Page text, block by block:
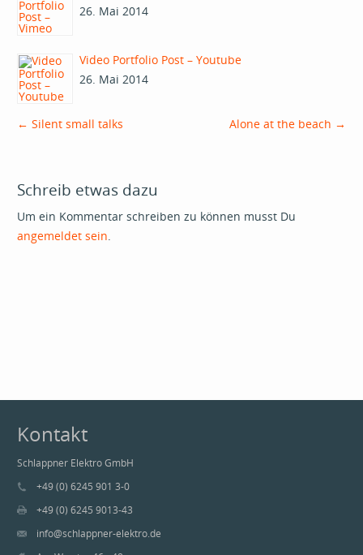
26. Mai 2014
Video Portfolio Post – Youtube
26. Mai 2014
← Silent small talks Alone at the beach →
Schreib etwas dazu
Um ein Kommentar schreiben zu können musst Du
angemeldet sein.
Kontakt
Schlappner Elektro GmbH
+49 (0) 6245 901 3-0
+49 (0) 6245 9013-43
info@schlappner-elektro.de